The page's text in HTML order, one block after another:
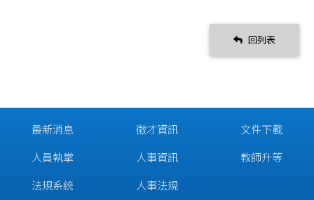
回列表
最新消息
人員執掌
法規系統
徵才資訊
人事資訊
人事法規
文件下載
教師升等